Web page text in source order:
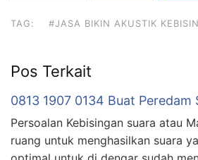
TAG: #JASA BIKIN AKUSTIK
Pos Terkait
0813 1907 0134 Buat Peredam
Persoalan Kebisingan suara atau
ruang untuk menghasilkan suara